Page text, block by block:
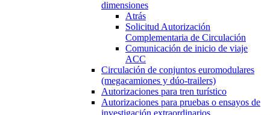
dimensiones
Atrás
Solicitud Autorización
Complementaria de Circulación
Comunicación de inicio de viaje
ACC
Circulación de conjuntos euromodulares
(megacamiones y dúo-trailers)
Autorizaciones para tren turístico
Autorizaciones para pruebas o ensayos de